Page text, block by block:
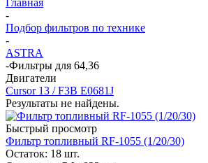
-
Подбор фильтров по технике
-
ASTRA
-Фильтры для 64,36
Двигатели
Cursor 13 / F3B E0681J
Результаты не найдены.
Быстрый просмотр
Фильтр топливный RF-1055 (1/20/30)
Остаток: 18 шт.